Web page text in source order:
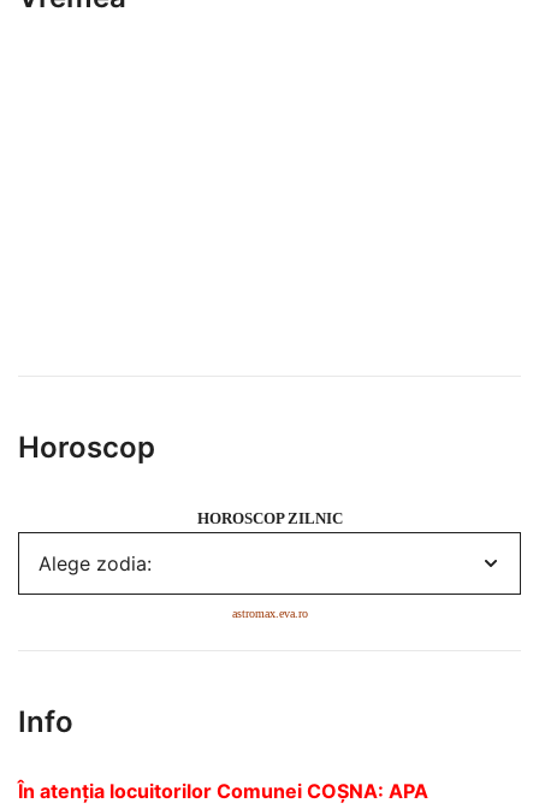
Horoscop
HOROSCOP ZILNIC
astromax.eva.ro
Info
În atenția locuitorilor Comunei COȘNA: APA